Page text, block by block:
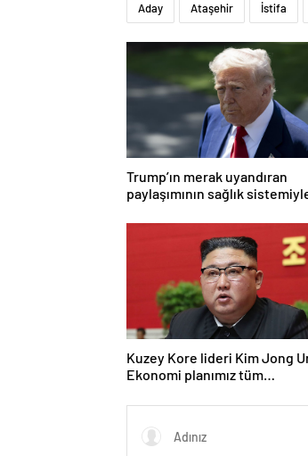
Aday Ataşehir İstifa
Trump’ın merak uyandıran
paylaşımının sağlık
Kuzey Kore lideri Kim Jong
Ekonomi planımız tüm